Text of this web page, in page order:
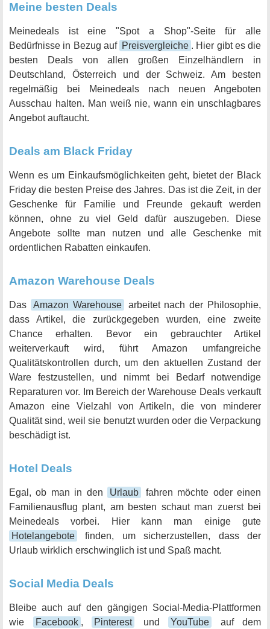
Meine besten Deals
Meinedeals ist eine "Spot a Shop"-Seite für alle
Bedürfnisse in Bezug auf Preisvergleiche . Hier gibt es die
besten Deals von allen großen Einzelhändlern in
Deutschland, Österreich und der Schweiz. Am besten
regelmäßig bei Meinedeals nach neuen Angeboten
Ausschau halten. Man weiß nie, wann ein unschlagbares
Angebot auftaucht.
Deals am Black Friday
Wenn es um Einkaufsmöglichkeiten geht, bietet der Black
Friday die besten Preise des Jahres. Das ist die Zeit, in der
Geschenke für Familie und Freunde gekauft werden
können, ohne zu viel Geld dafür auszugeben. Diese
Angebote sollte man nutzen und alle Geschenke mit
ordentlichen Rabatten einkaufen.
Amazon Warehouse Deals
Das Amazon Warehouse
arbeitet nach der Philosophie,
dass Artikel, die zurückgegeben wurden, eine zweite
Chance erhalten. Bevor ein gebrauchter Artikel
weiterverkauft wird, führt Amazon umfangreiche
Qualitätskontrollen durch, um den aktuellen Zustand der
Ware festzustellen, und nimmt bei Bedarf notwendige
Reparaturen vor. Im Bereich der Warehouse Deals verkauft
Amazon eine Vielzahl von Artikeln, die von minderer
Qualität sind, weil sie benutzt wurden oder die Verpackung
beschädigt ist.
Hotel Deals
Egal, ob man in den Urlaub
fahren möchte oder einen
Familienausflug plant, am besten schaut man zuerst bei
Meinedeals vorbei. Hier kann man einige gute
Hotelangebote
finden, um sicherzustellen, dass der
Urlaub wirklich erschwinglich ist und Spaß macht.
Social Media Deals
Bleibe auch auf den gängigen Social-Media-Plattformen
wie
Facebook , Pinterest und YouTube
auf dem